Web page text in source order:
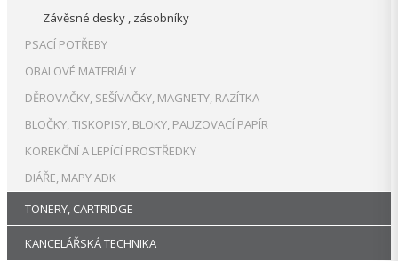
Závěsné desky , zásobníky
PSACÍ POTŘEBY
OBALOVÉ MATERIÁLY
DĚROVAČKY, SEŠÍVAČKY, MAGNETY, RAZÍTKA
BLOČKY, TISKOPISY, BLOKY, PAUZOVACÍ PAPÍR
KOREKČNÍ A LEPÍCÍ PROSTŘEDKY
DIÁŘE, MAPY ADK
TONERY, CARTRIDGE
KANCELÁŘSKÁ TECHNIKA